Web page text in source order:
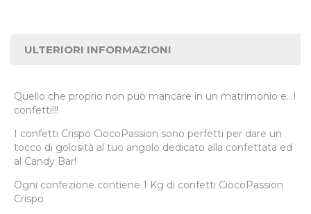
ULTERIORI INFORMAZIONI
Quello che proprio non può mancare in un matrimonio e...I
confetti!!!
I confetti Crispo CiocoPassion sono perfetti per dare un
tocco di golosità al tuo angolo dedicato alla confettata ed
al Candy Bar!
Ogni confezione contiene 1 Kg di confetti CiocoPassion
Crispo